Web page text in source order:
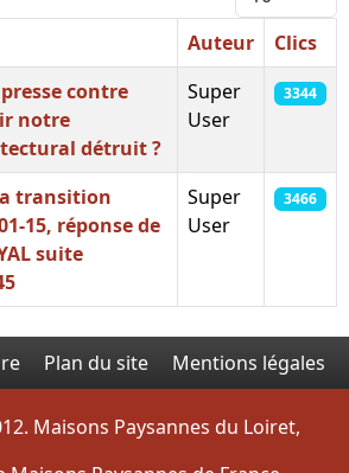
Auteur
Clics
contre
notre
détruit ?
Super
User
3344
transition
15, réponse de
suite
Super
User
3466
Plan du site Mentions légales
Maisons Paysannes du Loiret,